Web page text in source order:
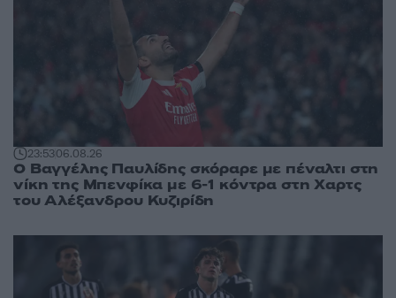
23:5306.08.26
Ο Βαγγέλης Παυλίδης σκόραρε με πέναλτι στη
νίκη της Μπενφίκα με 6-1 κόντρα στη Χαρτς
του Αλέξανδρου Κυζιρίδη